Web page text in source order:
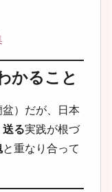
かること
）だが、日本
る実践が根づ
と重なり合って